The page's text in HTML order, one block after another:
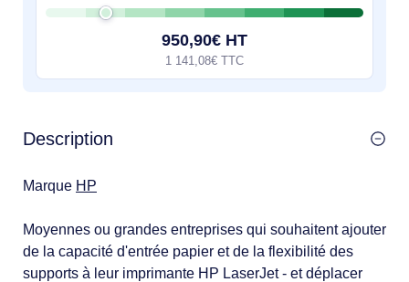
950,90€ HT
1 141,08€ TTC
Description
Marque HP
Moyennes ou grandes entreprises qui souhaitent ajouter
de la capacité d'entrée papier et de la flexibilité des
supports à leur imprimante HP LaserJet - et déplacer